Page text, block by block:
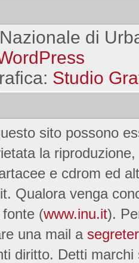
di
Studio
sito possono
la
e cdrom ed
Qualora venga
(www.inu.it).
una mail a
diritto. Detti